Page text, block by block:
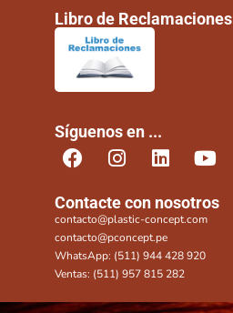
Libro de Reclamaciones
Síguenos en ...
Contacte con nosotros
contacto@plastic-concept.com
contacto@pconcept.pe
WhatsApp: (511) 944 428 920
Ventas: (511) 957 815 282